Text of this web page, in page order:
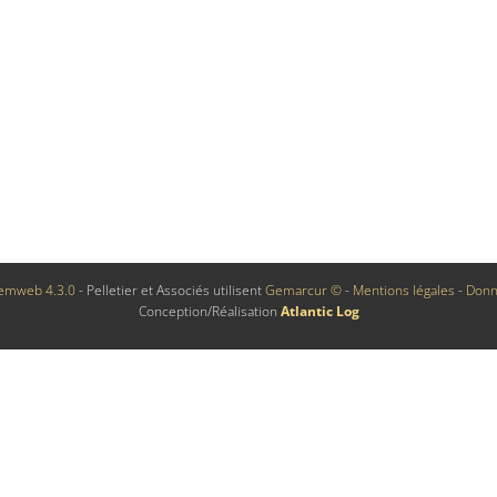
4.3.0- Pelletier et Associés utilisentGemarcur ©- Mentions légales -
Conception/Réalisation Atlantic Log